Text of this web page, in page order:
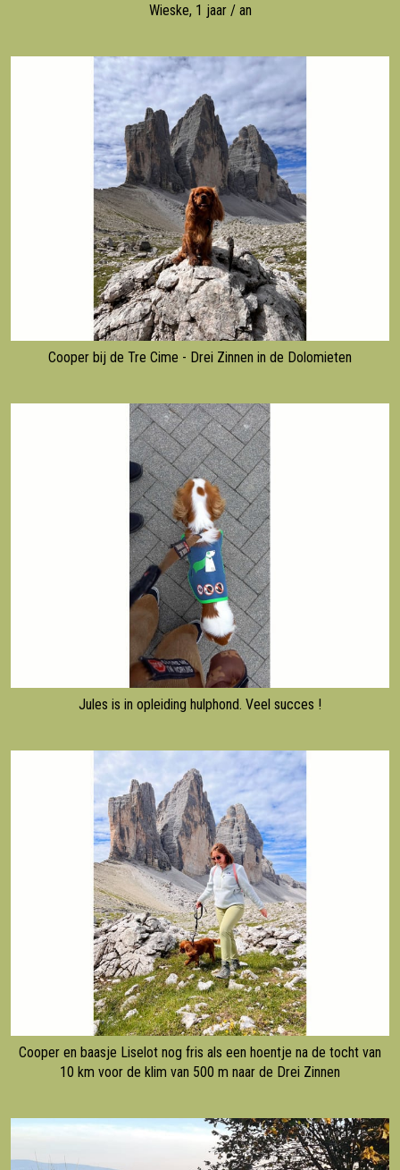
Wieske, 1 jaar / an
Cooper bij de Tre Cime - Drei Zinnen in de Dolomieten
Jules is in opleiding hulphond. Veel succes !
Cooper en baasje Liselot nog fris als een hoentje na de tocht van
10 km voor de klim van 500 m naar de Drei Zinnen